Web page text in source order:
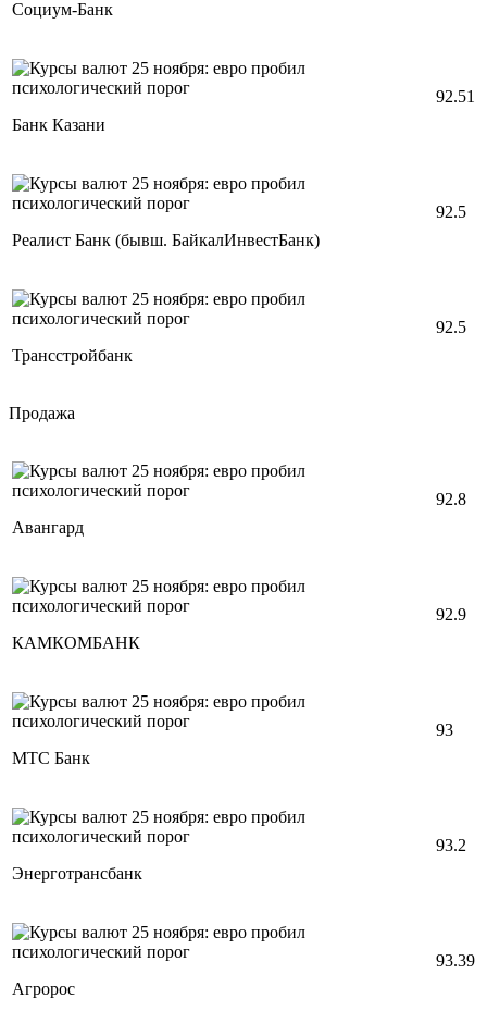
Социум-Банк
Банк Казани
92.51
Реалист Банк (бывш. БайкалИнвестБанк)
92.5
Трансстройбанк
92.5
Продажа
Авангард
92.8
КАМКОМБАНК
92.9
МТС Банк
93
Энерготрансбанк
93.2
Агророс
93.39